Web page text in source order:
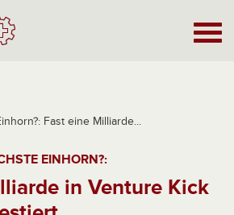
Fast eine Milliarde...
EINHORN?:
in Venture Kick